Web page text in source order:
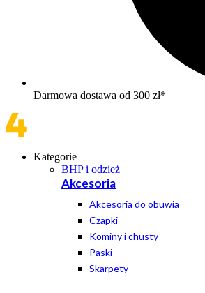
Darmowa dostawa od 300 zł*
Kategorie
BHP i odzież
Akcesoria
Akcesoria do obuwia
Czapki
Kominy i chusty
Paski
Skarpety